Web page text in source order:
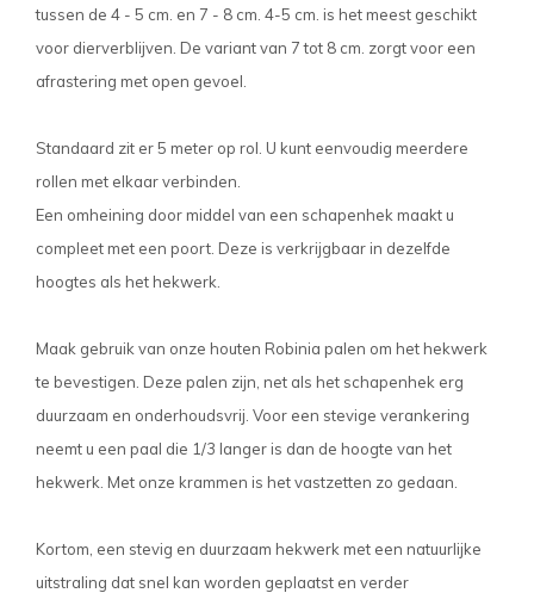
tussen de 4 - 5 cm. en 7 - 8 cm. 4-5 cm. is het meest geschikt
voor dierverblijven. De variant van 7 tot 8 cm. zorgt voor een
afrastering met open gevoel.
Standaard zit er 5 meter op rol. U kunt eenvoudig meerdere
rollen met elkaar verbinden.
Een omheining door middel van een schapenhek maakt u
compleet met een poort. Deze is verkrijgbaar in dezelfde
hoogtes als het hekwerk.
Maak gebruik van onze houten Robinia palen om het hekwerk
te bevestigen. Deze palen zijn, net als het schapenhek erg
duurzaam en onderhoudsvrij. Voor een stevige verankering
neemt u een paal die 1/3 langer is dan de hoogte van het
hekwerk. Met onze krammen is het vastzetten zo gedaan.
Kortom, een stevig en duurzaam hekwerk met een natuurlijke
uitstraling dat snel kan worden geplaatst en verder